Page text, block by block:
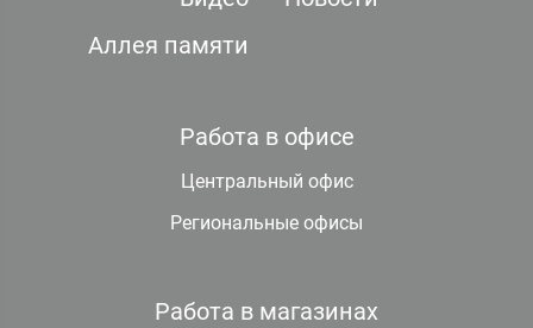
Аллея памяти
Работа в офисе
Центральный офис
Региональные офисы
Работа в магазинах